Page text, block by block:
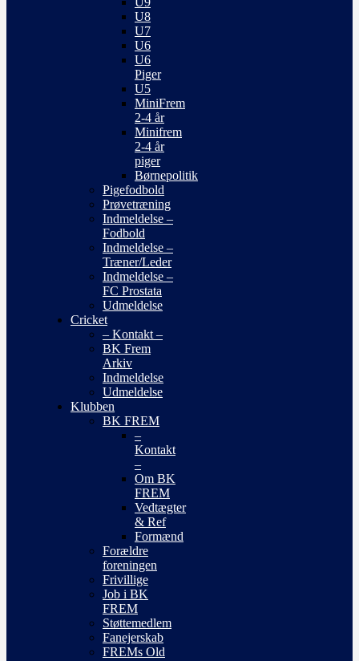
U8
U7
U6
U6
Piger
U5
MiniFrem
2-4 år
Minifrem
2-4 år
piger
Børnepolitik
Pigefodbold
Prøvetræning
Indmeldelse –
Fodbold
Indmeldelse –
Træner/Leder
Indmeldelse –
FC Prostata
Udmeldelse
Cricket
– Kontakt –
BK Frem
Arkiv
Indmeldelse
Udmeldelse
Klubben
BK FREM
–
Kontakt
–
Om BK
FREM
Vedtægter
& Ref
Formænd
Forældre
foreningen
Frivillige
Job i BK
FREM
Støttemedlem
Fanejerskab
FREMs Old